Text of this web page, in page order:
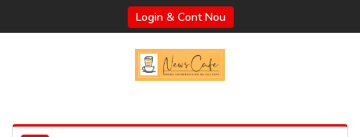
Login & Cont Nou